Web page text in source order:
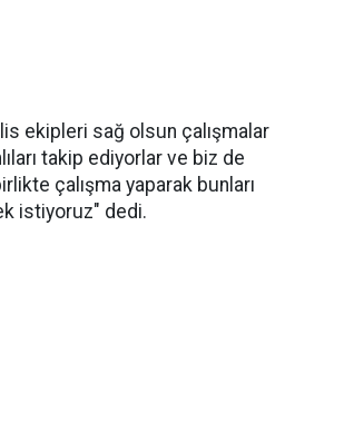
ekipleri sağ olsun çalışmalar
takip ediyorlar ve biz de
çalışma yaparak bunları
istiyoruz" dedi.